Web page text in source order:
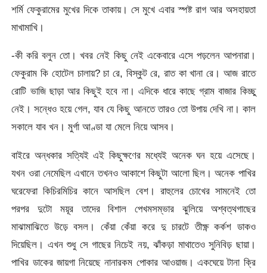
শর্মি ফেকুরামের মুখের দিকে তাকায়। সে মুখে এবার স্পষ্ট রাগ আর অসহায়তা
মাখামাখি।
-কী করি বলুন তো। খবর নেই কিছু নেই একেবারে এসে পড়লেন আপনারা।
ফেকুরাম কি হোটেল চালায়? চা রে, বিস্কুট রে, রাত কা খানা রে। আজ রাতে
রোটি ভাজি ছাড়া আর কিছুই হবে না। এদিকে ধারে কাছে গ্রাম বাজার কিচ্ছু
নেই। সন্ধেও হয়ে গেল, যাব যে কিছু আনতে তারও তো উপায় দেখি না। কাল
সকালে যাব খন। মুর্গা আণ্ডা যা মেলে নিয়ে আসব।
বাইরে অন্ধকার সত্যিই এই কিছুক্ষণের মধ্যেই অনেক ঘন হয়ে এসেছে।
যখন ওরা নেমেছিল এখানে তখনও আকাশে কিছুটা আলো ছিল। অনেক পাখির
ঘরেফেরা কিচিরমিচির কানে আসছিল বেশ। রাহুলের চোখের সামনেই তো
পরপর দুটো ময়ূর তাদের বিশাল পেখমসম্ভার ঝুলিয়ে অশ্বত্থগাছের
মাঝামাঝিতে উড়ে বসল। কেঁয়া কেঁয়া করে দু চারটে তীক্ষ্ণ কর্কশ ডাকও
দিয়েছিল। এখন শুধু সে গাছের নিচেই নয়, ঝাঁকড়া মাথাতেও সুনিবিড় ছায়া।
পাখির ডাকের জায়গা নিয়েছে নানারকম পোকার আওয়াজ। একঘেয়ে টানা ক্রি